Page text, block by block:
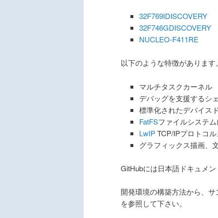
32F769IDISCOVERY
32F746GDISCOVERY
NUCLEO-F411RE
以下のような特徴があります
マルチタスクカーネル
デバッグを支援するシ
標準化されたデバイス
FatFSファイルシステ
LwIPTCP/IPプロトコ
グラフィックス描画、
GitHubには日本語ドキュメ
開発環境の構築方法から、
を参照して下さい。